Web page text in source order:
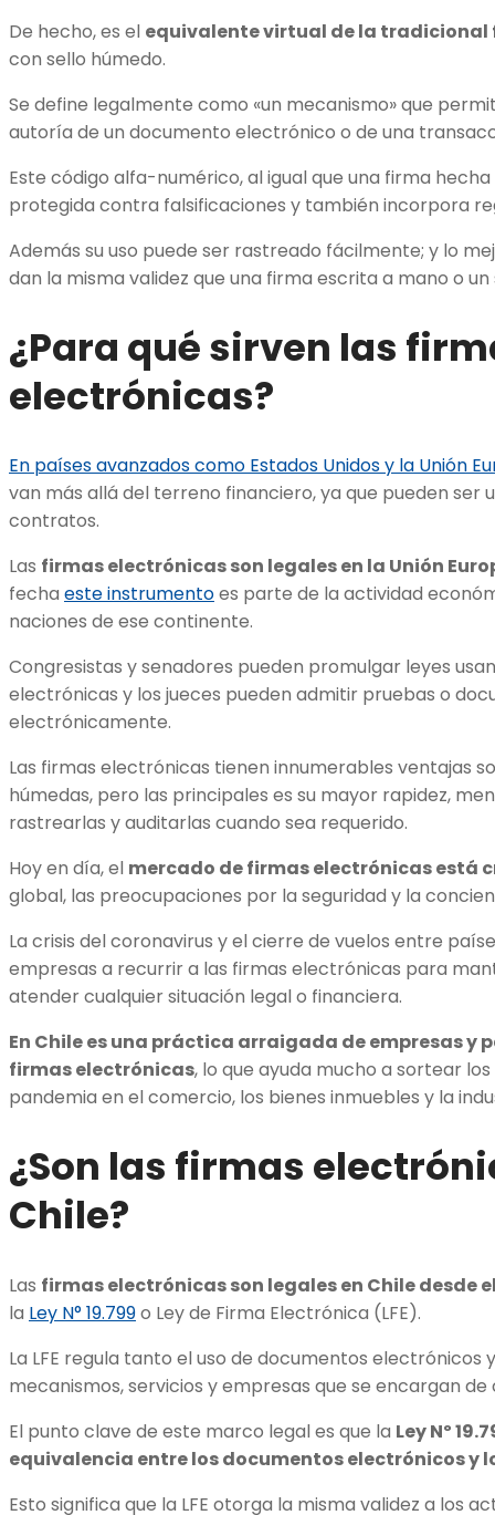
De hecho, es el equivalente virtual de la
con sello húmedo.
Se define legalmente como «un mecanismo» que
autoría de un documento electrónico o de una
Este código alfa-numérico, al igual que una firma
protegida contra falsificaciones y también incorpora
Además su uso puede ser rastreado fácilmente; y lo
dan la misma validez que una firma escrita a mano o un
¿Para qué sirven las
electrónicas?
En países avanzados como Estados Unidos y la Unión
van más allá del terreno financiero, ya que pueden ser
contratos.
Las firmas electrónicas son legales en la Unión
fecha este instrumentoes parte de la actividad
naciones de ese continente.
Congresistas y senadores pueden promulgar leyes
electrónicas y los jueces pueden admitir pruebas o
electrónicamente.
Las firmas electrónicas tienen innumerables ventajas
húmedas, pero las principales es su mayor rapidez,
rastrearlas y auditarlas cuando sea requerido.
Hoy en día, el mercado de firmas electrónicas está
global, las preocupaciones por la seguridad y la
La crisis del coronavirus y el cierre de vuelos entre
empresas a recurrir a las firmas electrónicas para
atender cualquier situación legal o financiera.
En Chile es una práctica arraigada de empresas y
firmas electrónicas, lo que ayuda mucho a sortear
pandemia en el comercio, los bienes inmuebles y la
¿Son las firmas
Chile?
Las firmas electrónicas son legales en Chile desde
la Ley N° 19.799o Ley de Firma Electrónica (LFE).
La LFE regula tanto el uso de documentos
mecanismos, servicios y empresas que se encargan
El punto clave de este marco legal es que la Ley Nº
equivalencia entre los documentos electrónicos y
Esto significa que la LFE otorga la misma validez a los